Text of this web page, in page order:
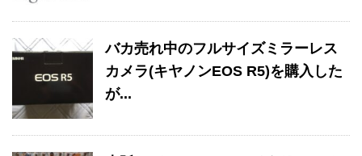
バカ売れ中のフルサイズミラーレス
カメラ(キヤノンEOS R5)を購入した
が...